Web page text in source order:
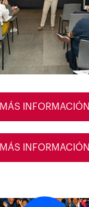
MÁS INFORMACIÓN
MÁS INFORMACIÓN